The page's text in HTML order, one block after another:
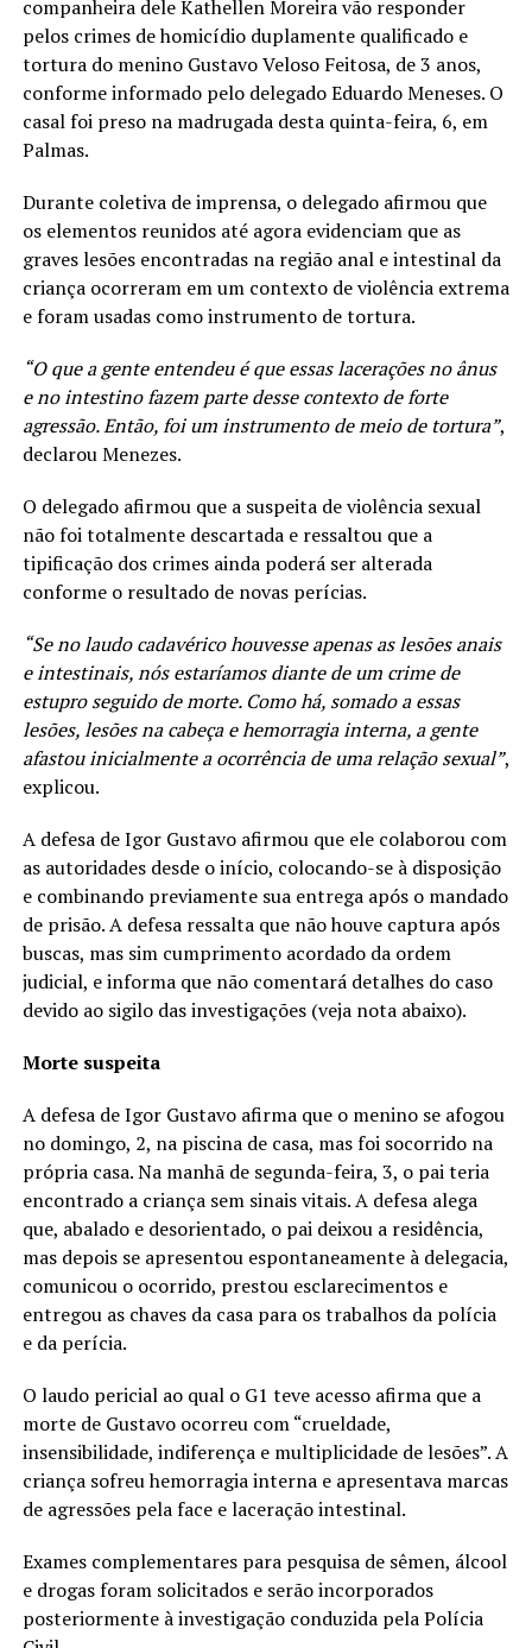
companheira dele Kathellen Moreira vão responder
pelos crimes de homicídio duplamente qualificado e
tortura do menino Gustavo Veloso Feitosa, de 3 anos,
conforme informado pelo delegado Eduardo Meneses. O
casal foi preso na madrugada desta quinta-feira, 6, em
Palmas.
Durante coletiva de imprensa, o delegado afirmou que
os elementos reunidos até agora evidenciam que as
graves lesões encontradas na região anal e intestinal da
criança ocorreram em um contexto de violência extrema
e foram usadas como instrumento de tortura.
“O que a gente entendeu é que essas lacerações no ânus
e no intestino fazem parte desse contexto de forte
agressão. Então, foi um instrumento de meio de tortura”,
declarou Menezes.
O delegado afirmou que a suspeita de violência sexual
não foi totalmente descartada e ressaltou que a
tipificação dos crimes ainda poderá ser alterada
conforme o resultado de novas perícias.
“Se no laudo cadavérico houvesse apenas as lesões anais
e intestinais, nós estaríamos diante de um crime de
estupro seguido de morte. Como há, somado a essas
lesões, lesões na cabeça e hemorragia interna, a gente
afastou inicialmente a ocorrência de uma relação sexual”,
explicou.
A defesa de Igor Gustavo afirmou que ele colaborou com
as autoridades desde o início, colocando-se à disposição
e combinando previamente sua entrega após o mandado
de prisão. A defesa ressalta que não houve captura após
buscas, mas sim cumprimento acordado da ordem
judicial, e informa que não comentará detalhes do caso
devido ao sigilo das investigações (veja nota abaixo).
Morte suspeita
A defesa de Igor Gustavo afirma que o menino se afogou
no domingo, 2, na piscina de casa, mas foi socorrido na
própria casa. Na manhã de segunda-feira, 3, o pai teria
encontrado a criança sem sinais vitais. A defesa alega
que, abalado e desorientado, o pai deixou a residência,
mas depois se apresentou espontaneamente à delegacia,
comunicou o ocorrido, prestou esclarecimentos e
entregou as chaves da casa para os trabalhos da polícia
e da perícia.
O laudo pericial ao qual o G1 teve acesso afirma que a
morte de Gustavo ocorreu com “crueldade,
insensibilidade, indiferença e multiplicidade de lesões”. A
criança sofreu hemorragia interna e apresentava marcas
de agressões pela face e laceração intestinal.
Exames complementares para pesquisa de sêmen, álcool
e drogas foram solicitados e serão incorporados
posteriormente à investigação conduzida pela Polícia